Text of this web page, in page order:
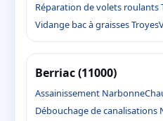
Réparation de volets roulants
Vidange bac à graisses Troyes
Berriac (11000)
Assainissement Narbonne
Débouchage de canalisations